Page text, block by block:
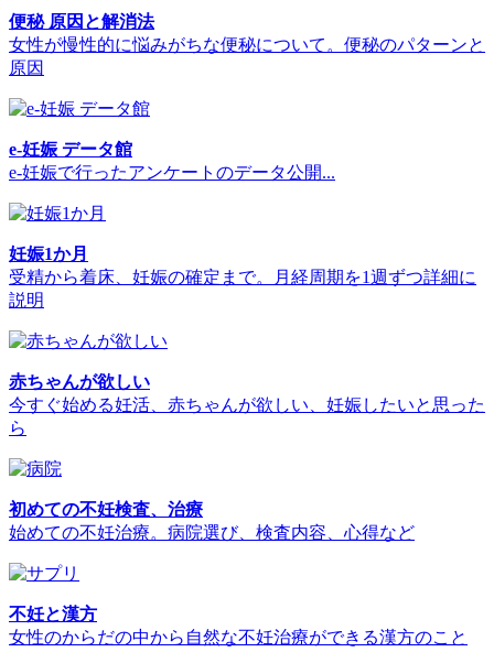
便秘 原因と解消法
女性が慢性的に悩みがちな便秘について。便秘のパターンと
原因
e-妊娠 データ館
e-妊娠で行ったアンケートのデータ公開...
妊娠1か月
受精から着床、妊娠の確定まで。月経周期を1週ずつ詳細に
説明
赤ちゃんが欲しい
今すぐ始める妊活、赤ちゃんが欲しい、妊娠したいと思った
ら
初めての不妊検査、治療
始めての不妊治療。病院選び、検査内容、心得など
不妊と漢方
女性のからだの中から自然な不妊治療ができる漢方のこと